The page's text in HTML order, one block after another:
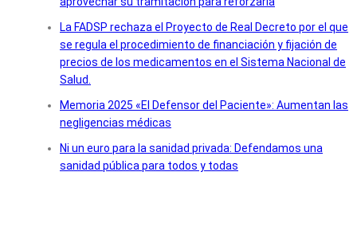
La FADSP rechaza el Proyecto de Real Decreto por el que
se regula el procedimiento de financiación y fijación de
precios de los medicamentos en el Sistema Nacional de
Salud.
Memoria 2025 «El Defensor del Paciente»: Aumentan las
negligencias médicas
Ni un euro para la sanidad privada: Defendamos una
sanidad pública para todos y todas